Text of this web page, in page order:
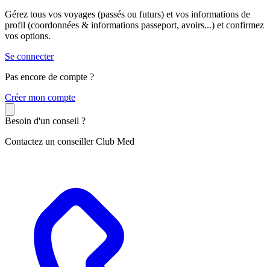
Gérez tous vos voyages (passés ou futurs) et vos informations de
profil (coordonnées & informations passeport, avoirs...) et confirmez
vos options.
Se connecter
Pas encore de compte ?
Créer mon compte
Besoin d'un conseil ?
Contactez un conseiller Club Med